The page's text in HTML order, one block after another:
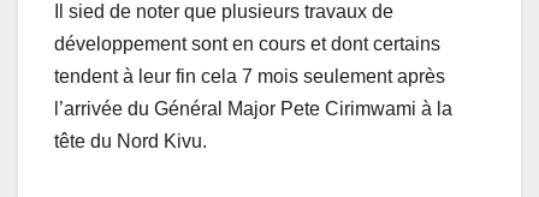
Il sied de noter que plusieurs travaux de
développement sont en cours et dont certains
tendent à leur fin cela 7 mois seulement après
l’arrivée du Général Major Pete Cirimwami à la
tête du Nord Kivu.